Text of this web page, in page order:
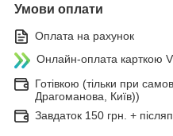
Умови оплати
Оплата на рахунок
Онлайн-оплата карткою
Готівкою (тільки при
Драгоманова, Київ))
Завдаток 150 грн. +